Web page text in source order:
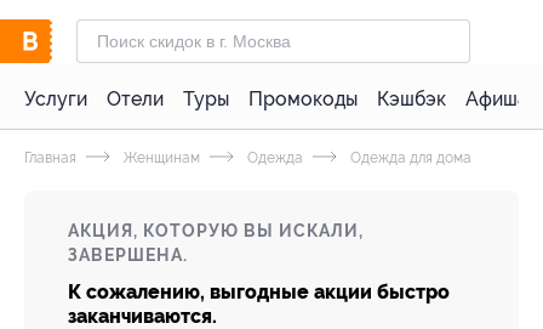
Услуги Отели Туры Промокоды Кэшбэк Афиша
Главная Женщинам Одежда Одежда для дома
АКЦИЯ, КОТОРУЮ ВЫ ИСКАЛИ,
ЗАВЕРШЕНА.
К сожалению, выгодные акции быстро
заканчиваются.